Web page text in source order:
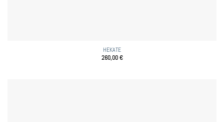
HEKATE
260,00€